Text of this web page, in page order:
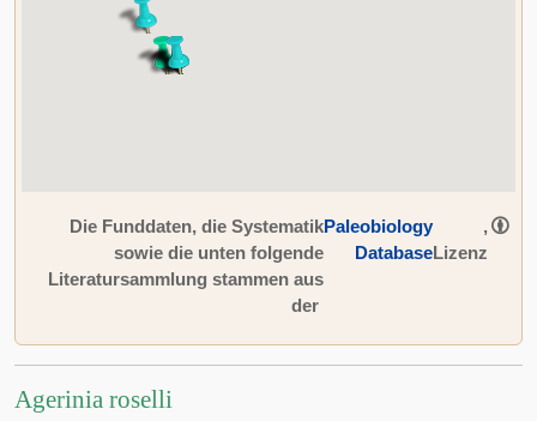
Die Funddaten, die Systematik
sowie die unten folgende
Literatursammlung stammen aus
der
Paleobiology
Database
,
Lizenz
Agerinia roselli